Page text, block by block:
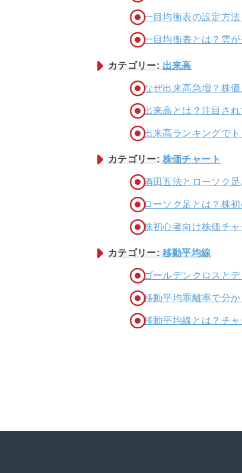
一目均衡表の設定方
一目均衡表とは？雲
カテゴリー: 出来高
なぜ出来高急増？株
出来高とは？注目さ
出来高ランキングでト
カテゴリー: 株価チャート
酒田五法とローソク
ローソク足とは？株
株初心者向け株価チ
カテゴリー: 移動平均線
ゴールデンクロスと
移動平均乖離率で分
移動平均線とは？チ